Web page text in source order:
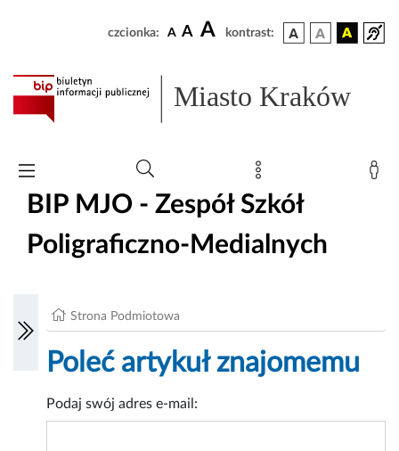
czcionka: A A A kontrast:
Miasto Kraków
BIP MJO - Zespół Szkół
Poligraficzno-Medialnych
Strona Podmiotowa
Poleć artykuł znajomemu
Podaj swój adres e-mail: